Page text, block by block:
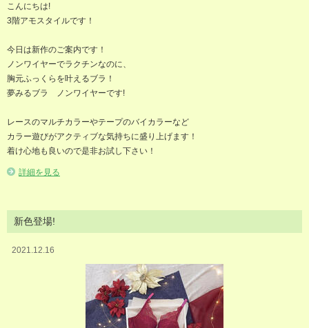
こんにちは!
3階アモスタイルです！
今日は新作のご案内です！
ノンワイヤーでラクチンなのに、
胸元ふっくらを叶えるブラ！
夢みるブラ ノンワイヤーです!
レースのマルチカラーやテープのバイカラーなど
カラー遊びがアクティブな気持ちに盛り上げます！
着け心地も良いので是非お試し下さい！
詳細を見る
新色登場!
2021.12.16